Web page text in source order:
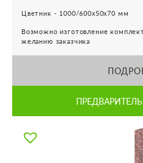
Цветник - 1000/600х50х70 мм
Возможно изготовление
желанию заказчика